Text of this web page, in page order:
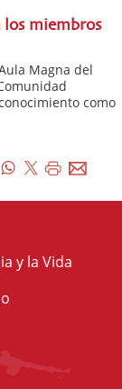
los miembros
Magna del
como
y la Vida